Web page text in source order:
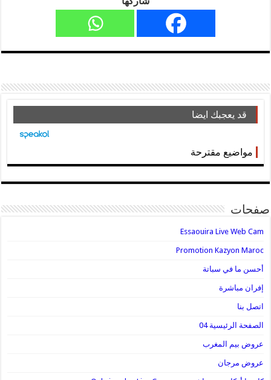
قد يعجبك ايضا
مواضيع مقترحة
صفحات
Essaouira Live Web Cam
Promotion Kazyon Maroc
أحسن ما في سباتة
إفران مباشرة
اتصل بنا
الصفحة الرئيسية 04
عروض بيم المغرب
عروض مرجان